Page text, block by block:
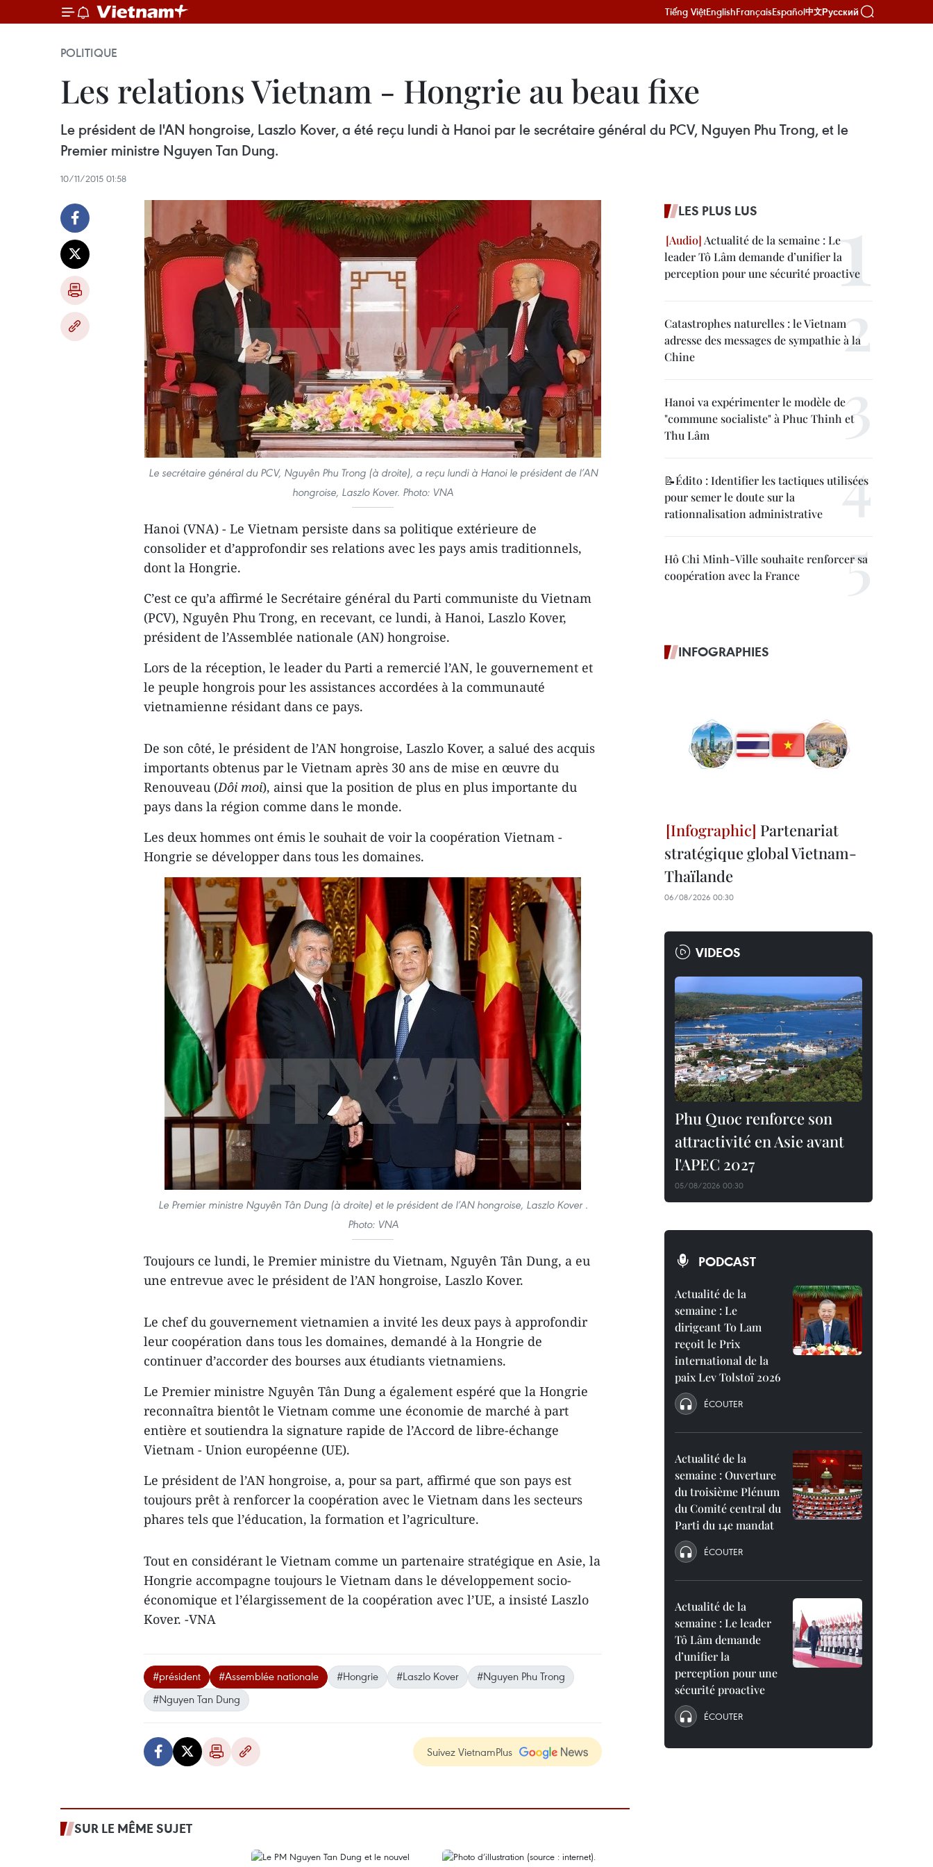
Tiếng ViệtEnglishFrançaisEspañol中文Русский
POLITIQUE
Les relations Vietnam - Hongrie au beau fixe
Le président de l'AN hongroise, Laszlo Kover, a été reçu lundi à Hanoi par le secrétaire général du PCV, Nguyen Phu Trong, et le
Premier ministre Nguyen Tan Dung.
10/11/2015 01:58
Le secrétaire général du PCV, Nguyên Phu Trong (à droite), a reçu lundi à Hanoi le président de l’AN
hongroise, Laszlo Kover. Photo: VNA
Hanoi (VNA) - Le Vietnam persiste dans sa politique extérieure de
consolider et d’approfondir ses relations avec les pays amis traditionnels,
dont la Hongrie.
C’est ce qu’a affirmé le Secrétaire général du Parti communiste du Vietnam
(PCV), Nguyên Phu Trong, en recevant, ce lundi, à Hanoi, Laszlo Kover,
président de l’Assemblée nationale (AN) hongroise.
Lors de la réception, le leader du Parti a remercié l’AN, le gouvernement et
le peuple hongrois pour les assistances accordées à la communauté
vietnamienne résidant dans ce pays.
De son côté, le président de l’AN hongroise, Laszlo Kover, a salué des acquis
importants obtenus par le Vietnam après 30 ans de mise en œuvre du
Renouveau (Dôi moi), ainsi que la position de plus en plus importante du
pays dans la région comme dans le monde.
Les deux hommes ont émis le souhait de voir la coopération Vietnam -
Hongrie se développer dans tous les domaines.
Le Premier ministre Nguyên Tân Dung (à droite) et le président de l’AN hongroise, Laszlo Kover .
Photo: VNA
Toujours ce lundi, le Premier ministre du Vietnam, Nguyên Tân Dung, a eu
une entrevue avec le président de l’AN hongroise, Laszlo Kover.
Le chef du gouvernement vietnamien a invité les deux pays à approfondir
leur coopération dans tous les domaines, demandé à la Hongrie de
continuer d’accorder des bourses aux étudiants vietnamiens.
Le Premier ministre Nguyên Tân Dung a également espéré que la Hongrie
reconnaîtra bientôt le Vietnam comme une économie de marché à part
entière et soutiendra la signature rapide de l’Accord de libre-échange
Vietnam - Union européenne (UE).
Le président de l’AN hongroise, a, pour sa part, affirmé que son pays est
toujours prêt à renforcer la coopération avec le Vietnam dans les secteurs
phares tels que l’éducation, la formation et l’agriculture.
Tout en considérant le Vietnam comme un partenaire stratégique en Asie, la
Hongrie accompagne toujours le Vietnam dans le développement socio-
économique et l’élargissement de la coopération avec l’UE, a insisté Laszlo
Kover. -VNA
#président #Assemblée nationale #Hongrie #Laszlo Kover
#Nguyen Phu Trong
#Nguyen Tan Dung
Suivez VietnamPlus
SUR LE MÊME SUJET
LES PLUS LUS
Actualité de la semaine : Le
leader Tô Lâm demande d’unifier la
perception pour une sécurité proactive
Catastrophes naturelles : le Vietnam
adresse des messages de sympathie à la
Chine
Hanoi va expérimenter le modèle de
"commune socialiste" à Phuc Thinh et
Thu Lâm
📝Édito : Identifier les tactiques utilisées
pour semer le doute sur la
rationnalisation administrative
Hô Chi Minh-Ville souhaite renforcer sa
coopération avec la France
INFOGRAPHIES
Partenariat
stratégique global Vietnam-
Thaïlande
06/08/2026 00:30
VIDEOS
Phu Quoc renforce son
attractivité en Asie avant
l'APEC 2027
05/08/2026 00:30
PODCAST
Actualité de la
semaine : Le
dirigeant To Lam
reçoit le Prix
international de la
paix Lev Tolstoï 2026
ÉCOUTER
Actualité de la
semaine : Ouverture
du troisième Plénum
du Comité central du
Parti du 14e mandat
ÉCOUTER
Actualité de la
semaine : Le leader
Tô Lâm demande
d’unifier la
perception pour une
sécurité proactive
ÉCOUTER